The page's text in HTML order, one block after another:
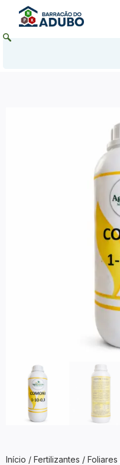
Início / Fertilizantes / Foliares